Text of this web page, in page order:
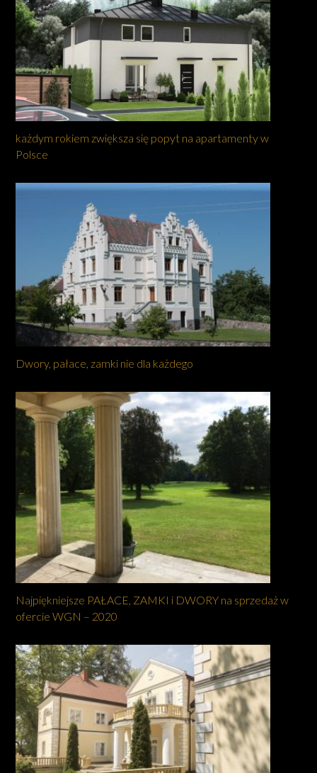
każdym rokiem zwiększa się popyt na apartamenty w
Polsce
Dwory, pałace, zamki nie dla każdego
Najpiękniejsze PAŁACE, ZAMKI i DWORY na sprzedaż w
ofercie WGN – 2020